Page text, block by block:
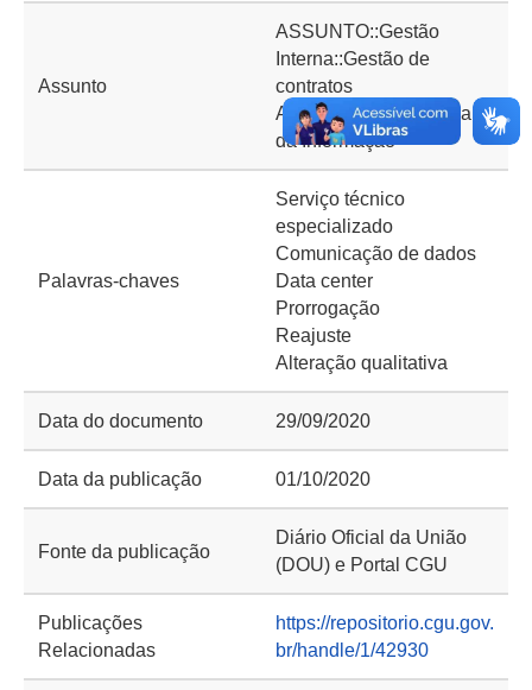
Assunto
ASSUNTO::Gestão
Interna::Gestão de
contratos
ASSUNTO::Tecnologia
da Informação
Palavras-chaves
Serviço técnico
especializado
Comunicação de dados
Data center
Prorrogação
Reajuste
Alteração qualitativa
Data do documento 29/09/2020
Data da publicação 01/10/2020
Fonte da publicação
Diário Oficial da União
(DOU) e Portal CGU
Publicações
Relacionadas
https://repositorio.cgu.gov.
br/handle/1/42930